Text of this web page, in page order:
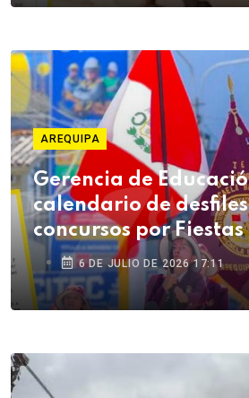
AREQUIPA
Gerencia de
calendario de
concursos por
6 DE JULIO DE 2026 17:11